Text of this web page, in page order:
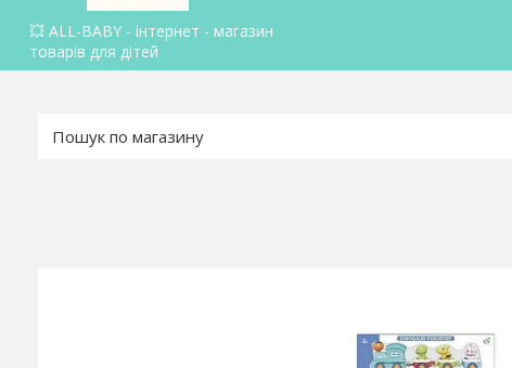
💥 ALL-BABY - інтернет - магазин
товарів для дітей